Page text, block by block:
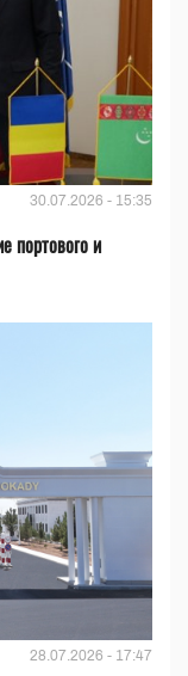
30.07.2026 - 15:35
портового и
28.07.2026 - 17:47